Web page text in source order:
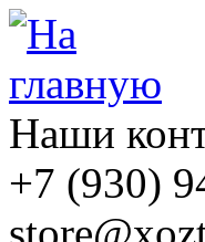
Наши
+7 (930)